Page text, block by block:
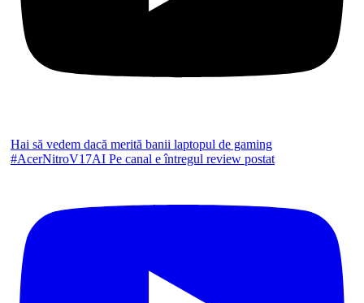
Hai să vedem dacă merită banii laptopul de gaming
#AcerNitroV17AI Pe canal e întregul review postat